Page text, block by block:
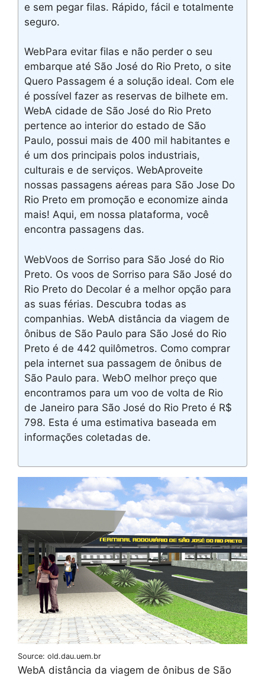
e sem pegar filas. Rápido, fácil e totalmente
seguro.
WebPara evitar filas e não perder o seu
embarque até São José do Rio Preto, o site
Quero Passagem é a solução ideal. Com ele
é possível fazer as reservas de bilhete em.
WebA cidade de São José do Rio Preto
pertence ao interior do estado de São
Paulo, possui mais de 400 mil habitantes e
é um dos principais polos industriais,
culturais e de serviços. WebAproveite
nossas passagens aéreas para São Jose Do
Rio Preto em promoção e economize ainda
mais! Aqui, em nossa plataforma, você
encontra passagens das.
WebVoos de Sorriso para São José do Rio
Preto. Os voos de Sorriso para São José do
Rio Preto do Decolar é a melhor opção para
as suas férias. Descubra todas as
companhias. WebA distância da viagem de
ônibus de São Paulo para São José do Rio
Preto é de 442 quilômetros. Como comprar
pela internet sua passagem de ônibus de
São Paulo para. WebO melhor preço que
encontramos para um voo de volta de Rio
de Janeiro para São José do Rio Preto é R$
798. Esta é uma estimativa baseada em
informações coletadas de.
Source: old.dau.uem.br
WebA distância da viagem de ônibus de São